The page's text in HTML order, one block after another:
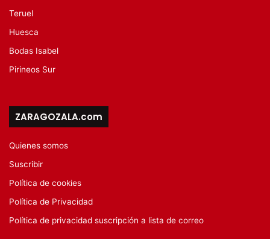
Teruel
Huesca
Bodas Isabel
Pirineos Sur
ZARAGOZALA.com
Quienes somos
Suscribir
Política de cookies
Política de Privacidad
Política de privacidad suscripción a lista de correo